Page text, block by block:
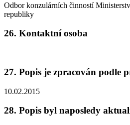
Odbor konzulárních činností
republiky
26. Kontaktní osoba
27. Popis je zpracován podle
10.02.2015
28. Popis byl naposledy